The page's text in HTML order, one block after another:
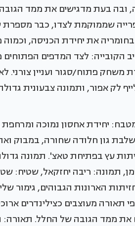
בעת מדגישים את ממד
שממוקמת לצדו, כבר מספרת
את יחידת הכניסה,
הקובייה: לצד המדפים
פתוח/סגור ועניין צורני.
לק אפור, ותמונה צבעונית
יחידת אחסון נמוכה ומרחפת
גון חלודה שחורה, במבוק
עץ בפתיחת טאצ'. תמונה
תמונה: ריבה יחזקאל, שטיח:
הארונות הגבוהים, גימור
תאורה מעוצבים כצילינדרים
את ממד הגובה של החלל.